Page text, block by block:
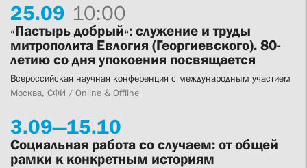
25.09 10:00
«Пастырь добрый»: служение и труды
митрополита Евлогия (Георгиевского). 80-
летию со дня упокоения посвящается
Всероссийская научная конференция с международным участием
Москва, СФИ / Online & Offline
3.09—15.10
Социальная работа со случаем: от общей
рамки к конкретным историям